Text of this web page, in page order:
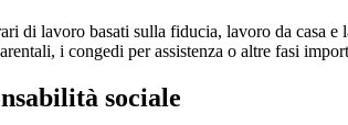
di lavoro basati sulla fiducia, lavoro da casa
i congedi per assistenza o altre fasi
sociale